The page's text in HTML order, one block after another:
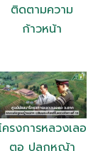
ติดตามความ
ก้าวหน้า
ครงการหลวงเลอ
ตอ ปลูกหญ้า